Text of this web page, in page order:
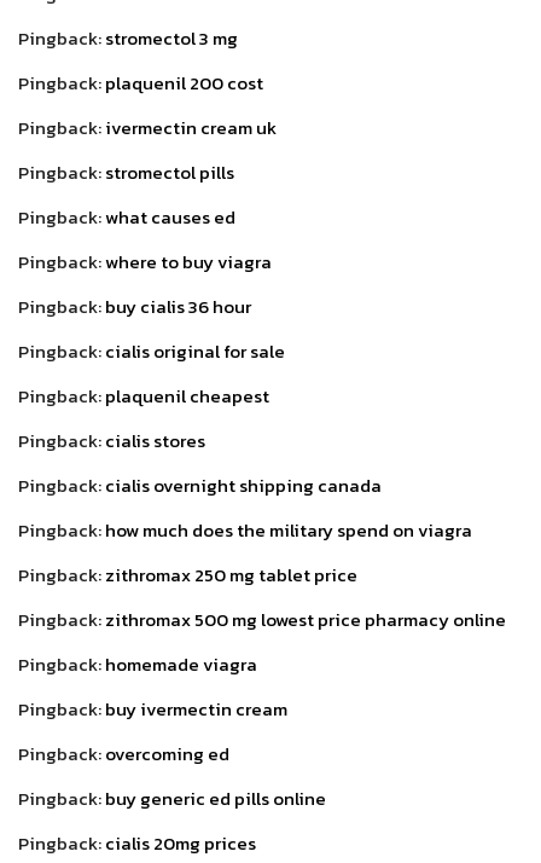
Pingback:stromectol 3 mg
Pingback:plaquenil 200 cost
Pingback:ivermectin cream uk
Pingback:stromectol pills
Pingback:what causes ed
Pingback:where to buy viagra
Pingback:buy cialis 36 hour
Pingback:cialis original for sale
Pingback:plaquenil cheapest
Pingback:cialis stores
Pingback:cialis overnight shipping canada
Pingback:how much does the military spend on viagra
Pingback:zithromax 250 mg tablet price
Pingback:zithromax 500 mg lowest price pharmacy online
Pingback:homemade viagra
Pingback:buy ivermectin cream
Pingback:overcoming ed
Pingback:buy generic ed pills online
Pingback:cialis 20mg prices